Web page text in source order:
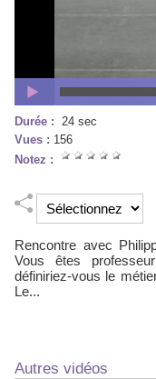
Durée : 24 sec
Vues : 156
Notez :
Rencontre avec
Vous êtes
définiriez-vous le
Le...
Autres vidéos